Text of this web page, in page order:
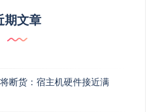
期文章
断货：宿主机硬件接近满